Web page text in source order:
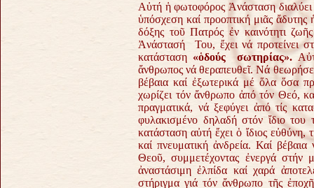
Αὐτή ἡ φωτοφόρος Ἀνάσταση διαλύει
ὑπόσχεση καί προοπτική μιᾶς
δόξης τοῦ Πατρός ἐν καινότητι
Ἀνάστασή Του, ἔχει νά προτείνει
κατάσταση «ὁδούς σωτηρίας».
ἄνθρωπος νά θεραπευθεῖ. Νά
βέβαια καί ἐξωτερικά μέ ὅλα ὅσα
χωρίζει τόν ἄνθρωπο ἀπό τόν Θεό,
πραγματικά, νά ξεφύγει ἀπό τίς
φυλακισμένο δηλαδή στόν ἴδιο του
κατάσταση αὐτή ἔχει ὁ ἴδιος εὐθύνη,
καί πνευματική ἀνδρεία. Καί
Θεοῦ, συμμετέχοντας ἐνεργά
ἀναστάσιμη ἐλπίδα καί χαρά
στήριγμα γιά τόν ἄνθρωπο τῆς